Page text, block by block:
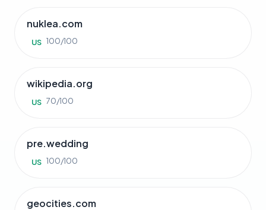
nuklea.com
US 100/100
wikipedia.org
US 70/100
pre.wedding
US 100/100
geocities.com